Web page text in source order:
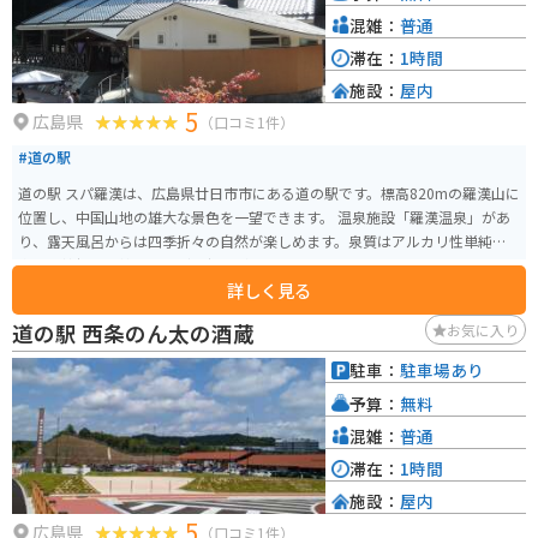
広島県 5 （口コミ1件）
#道の駅
道の駅 スパ羅漢は、広島県廿日市市にある道の駅です。標高820mの羅漢山に
位置し、中国山地の雄大な景色を一望できます。 温泉施設「羅漢温泉」があ
り、露天風呂からは四季折々の自然が楽しめます。泉質はアルカリ性単純温
泉で、神経痛や筋肉痛などに効果があるとされています。レストランでは、
地元産の食材を使った料理や、名物の羅漢バーガーなどが味わえます。 バイ
クで訪れる場合、広島市内から約1時間30分ほどで到着します。山道はカーブ
が多いため、安全運転を心がけましょう。駐車場は広く、バイク専用のスペ
ースもあります。 周辺には、羅漢山牧場や深入山など、自然豊かな観光スポ
ットが点在しています。また、秋には紅葉の名所としても知られています。道
の駅 スパ羅漢は、自然を満喫したい方や、温泉でゆっくりとくつろぎたい方
におすすめのスポットです。
詳しく見る
混雑： 普通
滞在： 1時間
施設： 屋内
道の駅 西条のん太の酒蔵 お気に入り
広島県 （口コミ1件）
駐車： 駐車場あり
予算： 無料
混雑： 普通
滞在： 1時間
施設： 屋内